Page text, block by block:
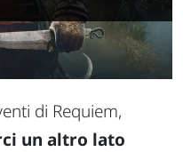
di Requiem,
un altro lato